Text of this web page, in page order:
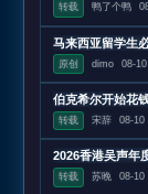
转载 鸭了个鸭
马来西亚留学生
原创 dimo 08-10
伯克希尔开始花
转载 宋辞 08-10
2026香港吴声年
转载 苏晚 08-10